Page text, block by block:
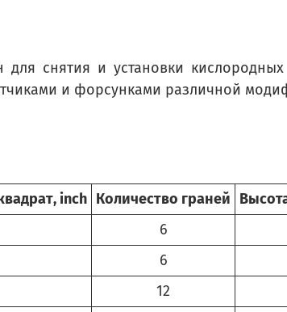
для снятия и установки
и форсунками различной
inch Количество граней
6
6
12